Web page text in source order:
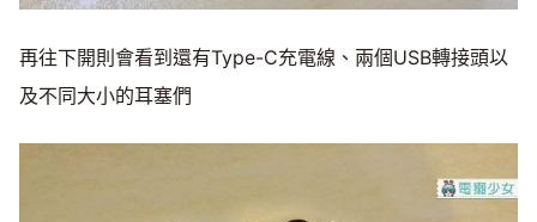
再往下開則會看到還有Type-C充電線、兩個USB轉接頭以
及不同大小的耳塞們